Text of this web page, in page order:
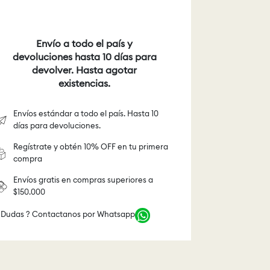
Envío a todo el país y
devoluciones hasta 10 días para
devolver. Hasta agotar
existencias.
Envíos estándar a todo el país. Hasta 10
días para devoluciones.
Regístrate y obtén 10% OFF en tu primera
compra
Envíos gratis en compras superiores a
$150.000
Dudas ? Contactanos por Whatsapp